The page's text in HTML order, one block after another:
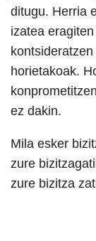
ditugu. Herria
izatea
horietakoak.
ez dakin.
Mila esker
zure
zure bizitza